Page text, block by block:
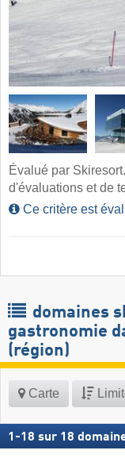
Évalué par
d'évaluations et de
Ce critère est
domaines
gastronomie
(région)
Carte
1 -18 sur 18